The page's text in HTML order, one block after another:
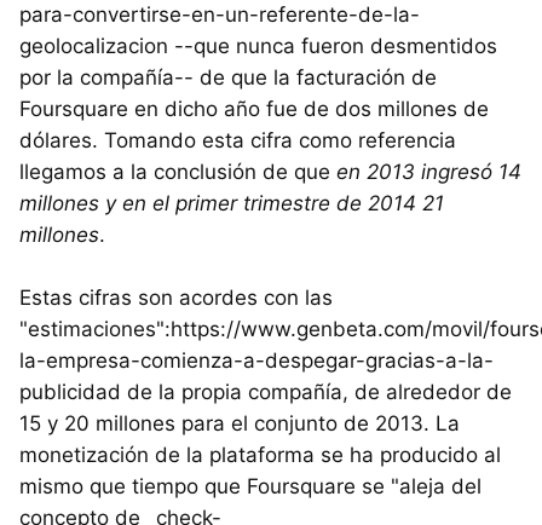
para-convertirse-en-un-referente-de-la-
geolocalizacion --que nunca fueron desmentidos
por la compañía-- de que la facturación de
Foursquare en dicho año fue de dos millones de
dólares. Tomando esta cifra como referencia
llegamos a la conclusión de que en 2013 ingresó 14
millones y en el primer trimestre de 2014 21
millones.
Estas cifras son acordes con las
"estimaciones":https://www.genbeta.com/movil/
la-empresa-comienza-a-despegar-gracias-a-la-
publicidad de la propia compañía, de alrededor de
15 y 20 millones para el conjunto de 2013. La
monetización de la plataforma se ha producido al
mismo que tiempo que Foursquare se "aleja del
concepto de _check-